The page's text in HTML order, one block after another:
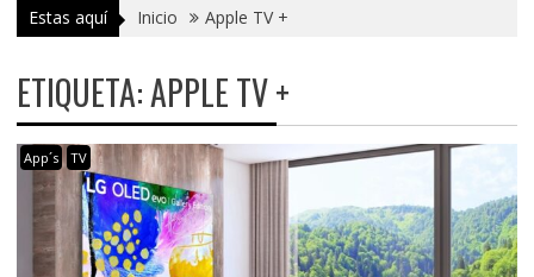
Estas aquí Inicio Apple TV +
ETIQUETA:APPLE TV +
App´s TV